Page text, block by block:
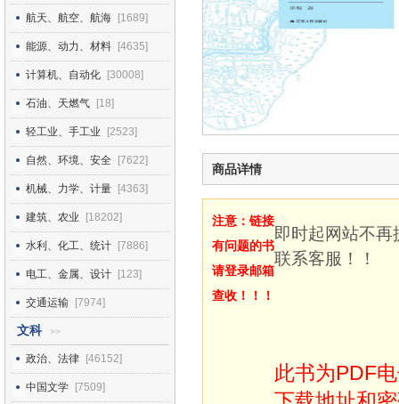
航天、航空、航海 [1689]
能源、动力、材料 [4635]
计算机、自动化 [30008]
石油、天燃气 [18]
轻工业、手工业 [2523]
自然、环境、安全 [7622]
机械、力学、计量 [4363]
建筑、农业 [18202]
水利、化工、统计 [7886]
电工、金属、设计 [123]
交通运输 [7974]
文科 >>
政治、法律 [46152]
中国文学 [7509]
商品详情
注意：链接
有问题的书
请登录邮箱
查收！！！
即时起网站不
联系客服！！
此书为PDF